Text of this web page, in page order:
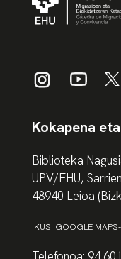
Kokapena
Biblioteka
UPV/EHU,
48940 Leioa
IKUSI GOOGLE
Telefonoa: 94